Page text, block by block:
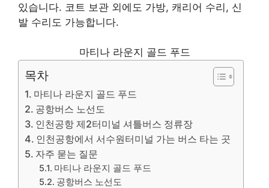
있습니다. 코트 보관 외에도 가방, 캐리어 수리, 신
발 수리도 가능합니다.
마티나 라운지 골드 푸드
목차
마티나 라운지 골드 푸드
공항버스 노선도
인천공항 제2터미널 셔틀버스 정류장
인천공항에서 서수원터미널 가는 버스 타는 곳
자주 묻는 질문
마티나 라운지 골드 푸드
공항버스 노선도